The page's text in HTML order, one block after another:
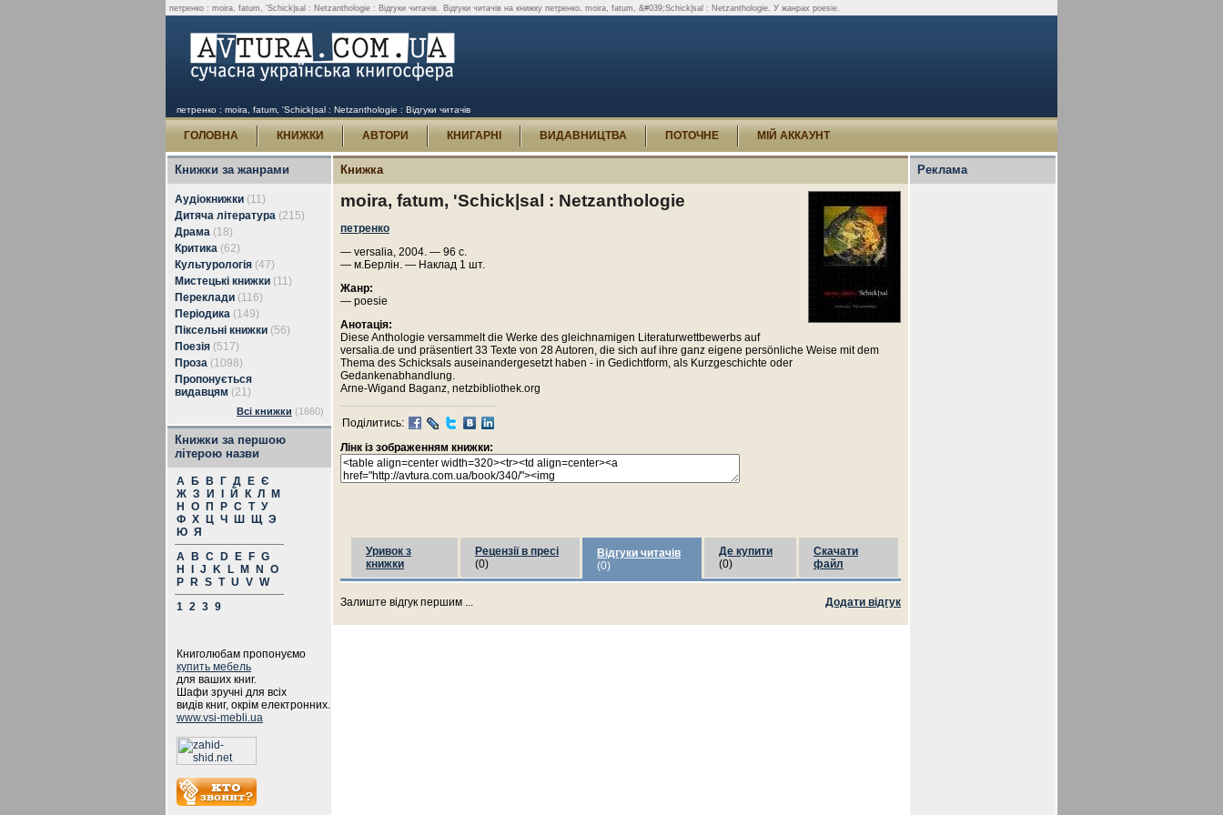
петренко : moira, fatum, 'Schick|sal : Netzanthologie : Відгуки читачів. Відгуки читачів на книжку петренко. moira, fatum, &#039;Schick|sal : Netzanthologie. У жанрах poesie.
петренко : moira, fatum, 'Schick|sal : Netzanthologie : Відгуки читачів
ГОЛОВНА КНИЖКИ АВТОРИ КНИГАРНІ ВИДАВНИЦТВА ПОТОЧНЕ МІЙ АККАУНТ
Книжки за жанрами
Аудіокнижки (11)
Дитяча література (215)
Драма (18)
Критика (62)
Культурологія (47)
Мистецькі книжки (11)
Переклади (116)
Періодика (149)
Піксельні книжки (56)
Поезія (517)
Проза (1098)
Пропонується
видавцям (21)
Всі книжки (1660)
Книжки за першою
літерою назви
А Б В Г Д Е Є
Ж З И Й К Л
М
Н
О П Р С Т У
Ф Х Ц Ч Ш Щ Э
Ю Я
A
B C D E F G
H
J K L M N
O
P
R S T U V W
1 2 3 9
Книголюбам пропонуємо
купить мебель
для ваших книг.
Шафи зручні для всіх
видів книг, окрім електронних.
www.vsi-mebli.ua
Книжка
moira, fatum, 'Schick|sal : Netzanthologie
петренко
— versalia, 2004. — 96 с.
— м.Берлін. — Наклад 1 шт.
Жанр:
— poesie
Анотація:
Diese Anthologie versammelt die Werke des gleichnamigen Literaturwettbewerbs auf
versalia.de und präsentiert 33 Texte von 28 Autoren, die sich auf ihre ganz eigene persönliche Weise mit dem
Thema des Schicksals auseinandergesetzt haben - in Gedichtform, als Kurzgeschichte oder
Gedankenabhandlung.
Arne-Wigand Baganz, netzbibliothek.org
Поділитись:
Лінк із зображенням книжки:
Уривок з
книжки
Рецензії в пресі
(0)
Відгуки читачів
(0)
Де купити
(0)
Скачати
файл
Додати відгук
Залиште відгук першим ...
Реклама